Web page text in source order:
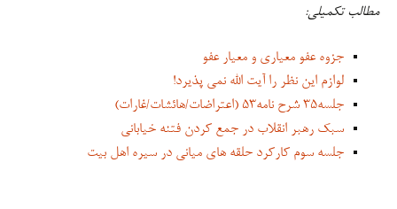
جلسه سوم کارکرد حلقه های میانی در سیره اهل بیت
محسن قنبریان ۱۴۰۳/۷/۵
دیدگاه‌تان را بنویسید: